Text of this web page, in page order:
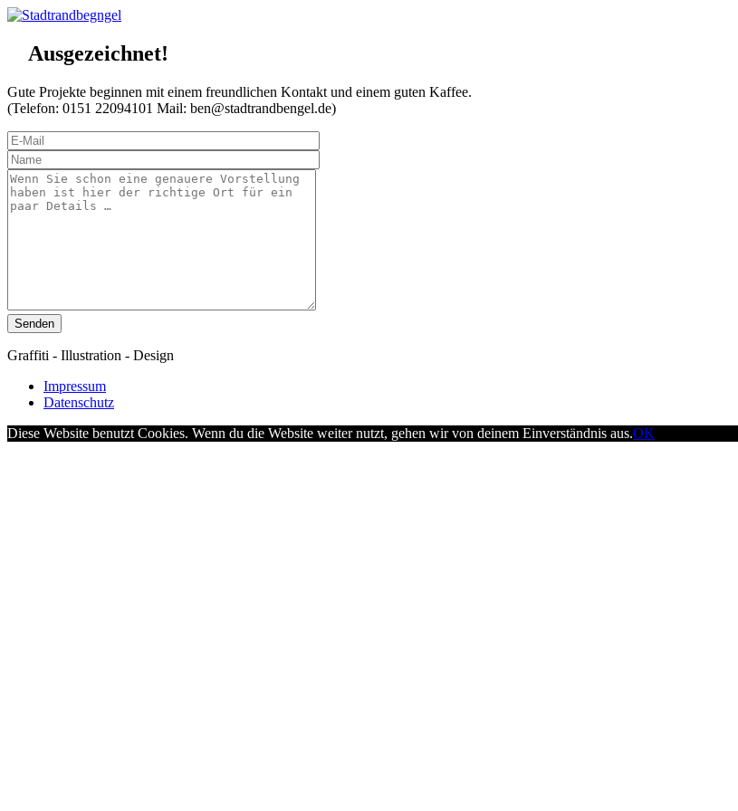
Ausgezeichnet!
Gute Projekte beginnen mit einem freundlichen Kontakt und einem guten Kaffee.
(Telefon: 0151 22094101 Mail: ben@stadtrandbengel.de)
Graffiti - Illustration - Design
Impressum
Datenschutz
Diese Website benutzt Cookies. Wenn du die Website weiter nutzt, gehen wir von deinem Einverständnis aus.OK